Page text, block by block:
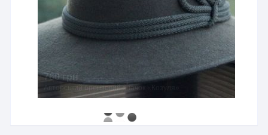
760 грн
Авторський бронзовий значок «Козуля»